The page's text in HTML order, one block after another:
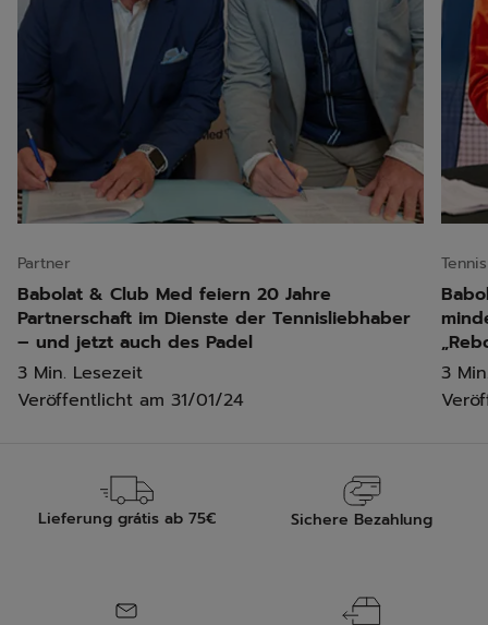
Partner
Babolat & Club Med feiern 20 Jahre
Partnerschaft im Dienste der Tennisliebhaber
– und jetzt auch des Padel
3 Min. Lesezeit
Veröffentlicht am 31/01/24
Tennis
3
Lieferung grátis ab 75€ Sichere Bezahlung